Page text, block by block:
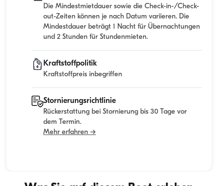
Die Mindestmietdauer sowie die Check-in-/Check-
out-Zeiten können je nach Datum variieren. Die
Mindestdauer beträgt 1 Nacht für Übernachtungen
und 2 Stunden für Stundenmieten.
Kraftstoffpolitik
Kraftstoffpreis inbegriffen
Stornierungsrichtlinie
Rückerstattung bei Stornierung bis 30 Tage vor
dem Termin.
Mehr erfahren →